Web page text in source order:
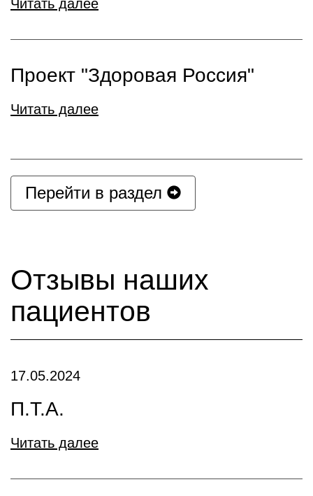
Читать далее
Проект "Здоровая Россия"
Читать далее
Перейти в раздел
Отзывы наших
пациентов
17.05.2024
П.Т.А.
Читать далее